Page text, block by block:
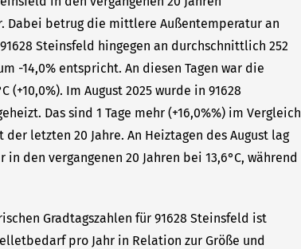
Dabei betrug die mittlere Außentemperatur an
Steinsfeld hingegen an durchschnittlich 252
-14,0% entspricht. An diesen Tagen war die
Im August 2025 wurde in 91628
Das sind 1 Tage mehr (+16,0%%) im Vergleich
letzten 20 Jahre. An Heiztagen des August lag
den vergangenen 20 Jahren bei 13,6°C, während
Gradtagszahlen für 91628 Steinsfeld ist
pro Jahr in Relation zur Größe und